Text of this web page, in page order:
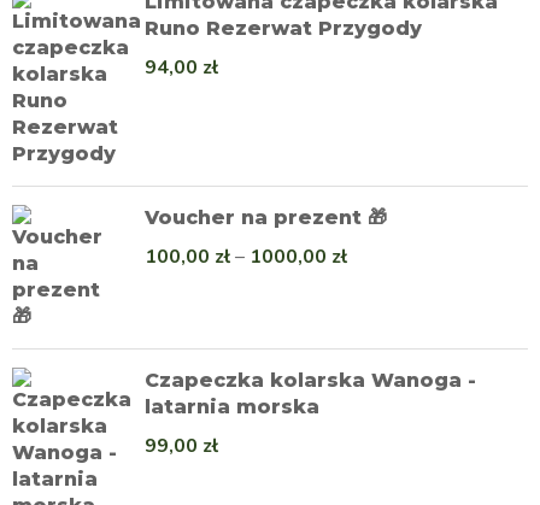
Runo Rezerwat Przygody
94,00 zł
Voucher na prezent 🎁
100,00 zł– 1000,00 zł
Czapeczka kolarska Wanoga -
latarnia morska
99,00 zł